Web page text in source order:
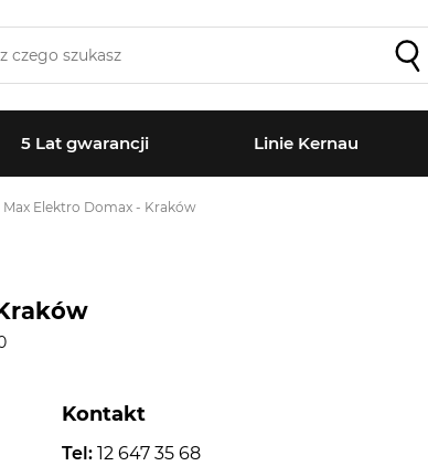
5 Lat gwarancji Linie Kernau
Max Elektro Domax - Kraków
Kontakt
Tel: 12 647 35 68